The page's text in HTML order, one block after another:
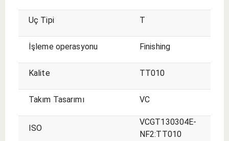
Uç Tipi T
İşleme operasyonu Finishing
Kalite TT010
Takım Tasarımı VC
ISO
VCGT130304E-
NF2:TT010